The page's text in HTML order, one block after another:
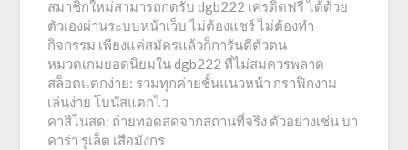
สมาชิกใหม่สามารถกดรับ dgb222 เครดิตฟรี ได้ด้วย
ตัวเองผ่านระบบหน้าเว็บ ไม่ต้องแชร์ ไม่ต้องทำ
กิจกรรม เพียงแค่สมัครแล้วก็การันตีตัวตน
หมวดเกมยอดนิยมใน dgb222 ที่ไม่สมควรพลาด
สล็อตแตกง่าย: รวมทุกค่ายชั้นแนวหน้า กราฟิกงาม
เล่นง่าย โบนัสแตกไว
คาสิโนสด: ถ่ายทอดสดจากสถานที่จริง ตัวอย่างเช่น บา
คาร่า รูเล็ต เสือมังกร